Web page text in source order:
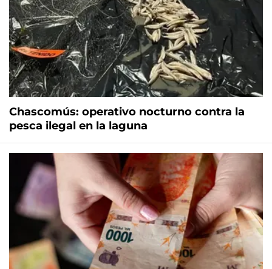
Chascomús: operativo nocturno contra la
pesca ilegal en la laguna